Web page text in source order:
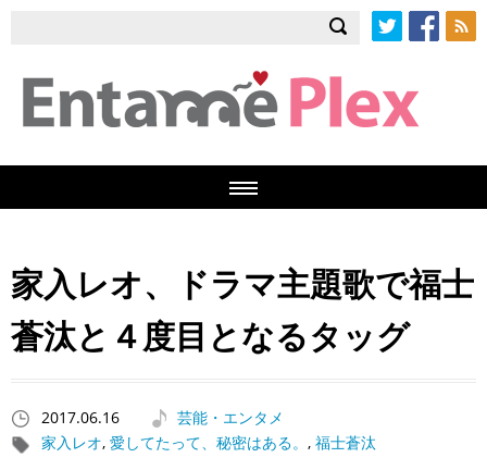
家入レオ、ドラマ主題歌で福士
蒼汰と４度目となるタッグ
2017.06.16
芸能・エンタメ
家入レオ, 愛してたって、秘密はある。 , 福士蒼汰